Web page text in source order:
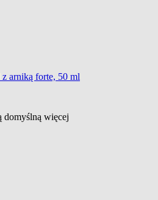
arniką forte, 50 ml
domyślną więcej